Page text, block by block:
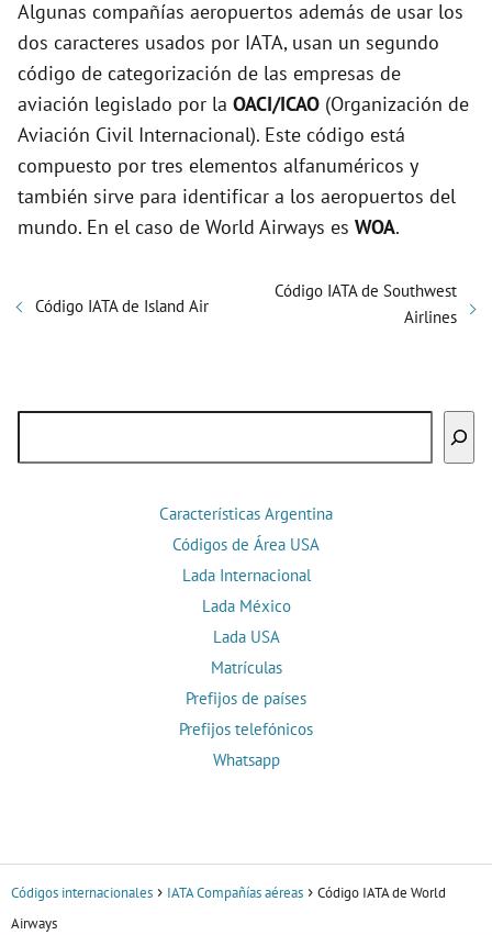
Algunas compañías aeropuertos además de usar los
dos caracteres usados por IATA, usan un segundo
código de categorización de las empresas de
aviación legislado por la OACI/ICAO (Organización de
Aviación Civil Internacional). Este código está
compuesto por tres elementos alfanuméricos y
también sirve para identificar a los aeropuertos del
mundo. En el caso de World Airways es WOA.
Código IATA de Island Air
Código IATA de Southwest
Airlines
Características Argentina
Códigos de Área USA
Lada Internacional
Lada México
Lada USA
Matrículas
Prefijos de países
Prefijos telefónicos
Whatsapp
Códigos internacionales IATA Compañías aéreas
Código IATA de World
Airways